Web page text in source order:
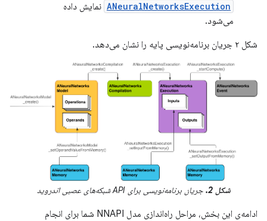
ANeuralNetworksExecution نمایش داده
می‌شود.
شکل ۲ جریان برنامه‌نویسی پایه را نشان می‌دهد.
شکل 2. جریان برنامه‌نویسی برای API شبکه‌های عصبی اندروید
ادامه‌ی این بخش، مراحل راه‌اندازی مدل NNAPI شما برای انجام